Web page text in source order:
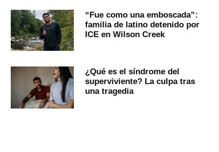
“Fue como una emboscada”:
familia de latino detenido por
ICE en Wilson Creek
¿Qué es el síndrome del
superviviente? La culpa tras
una tragedia